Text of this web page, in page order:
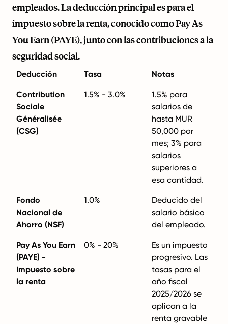
empleados. La deducción principal es para el
impuesto sobre la renta, conocido como Pay As
You Earn (PAYE), junto con las contribuciones a la
seguridad social.
Deducción Tasa Notas
Contribution
Sociale
Généralisée
(CSG)
1.5% - 3.0%
1.5% para
salarios de
hasta MUR
50,000 por
mes; 3% para
salarios
superiores a
esa cantidad.
Fondo
Nacional de
Ahorro (NSF)
1.0%
Deducido del
salario básico
del empleado.
Pay As You Earn
(PAYE) -
Impuesto sobre
la renta
0% - 20%
Es un impuesto
progresivo. Las
tasas para el
año fiscal
2025/2026 se
aplican a la
renta gravable